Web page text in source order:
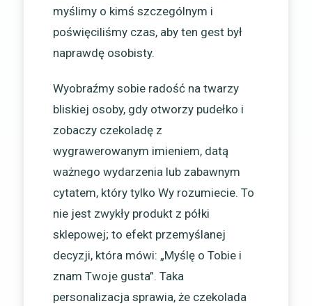
myślimy o kimś szczególnym i
poświęciliśmy czas, aby ten gest był
naprawdę osobisty.
Wyobraźmy sobie radość na twarzy
bliskiej osoby, gdy otworzy pudełko i
zobaczy czekoladę z
wygrawerowanym imieniem, datą
ważnego wydarzenia lub zabawnym
cytatem, który tylko Wy rozumiecie. To
nie jest zwykły produkt z półki
sklepowej; to efekt przemyślanej
decyzji, która mówi: „Myślę o Tobie i
znam Twoje gusta”. Taka
personalizacja sprawia, że czekolada